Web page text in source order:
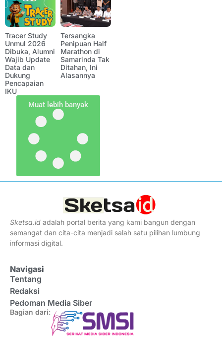
Tracer Study
Unmul 2026
Dibuka, Alumni
Wajib Update
Data dan
Dukung
Pencapaian
IKU
Tersangka
Penipuan Half
Marathon di
Samarinda Tak
Ditahan, Ini
Alasannya
Muat lebih banyak
Sketsa.id adalah portal berita yang kami bangun dengan
semangat dan cita-cita menjadi salah satu pilihan lumbung
informasi digital.
Navigasi
Tentang
Redaksi
Pedoman Media Siber
Bagian dari: